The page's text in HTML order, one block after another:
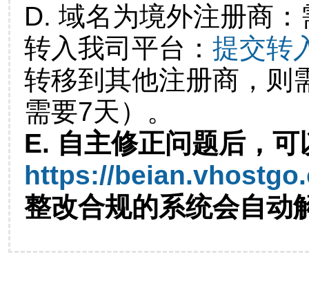
D. 域名为境外注册商
转入我司平台： 提交转
转移到其他注册商，则
需要7天）。
E. 自主修正问题后，可
https://
整改合规的系统会自动